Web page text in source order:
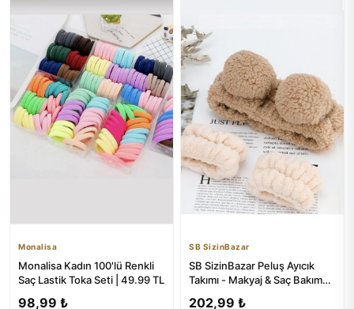
Monalisa
Monalisa Kadın 100'lü Renkli
Saç Lastik Toka Seti | 49.99 TL
98,99 ₺
SB SizinBazar
SB SizinBazar Peluş Ayıcık
Takımı - Makyaj & Saç Bakım
202,99 ₺